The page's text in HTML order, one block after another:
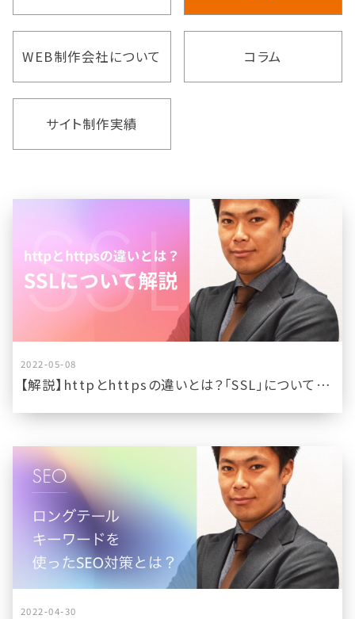
WEB制作会社について コラム
サイト制作実績
2022-05-08
【解説】httpとhttpsの違いとは？「SSL」について解説
2022-04-30